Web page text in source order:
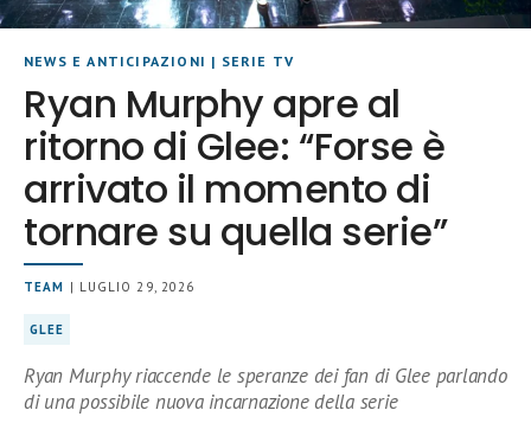
NEWS E ANTICIPAZIONI | SERIE TV
Ryan Murphy apre al
ritorno di Glee: “Forse è
arrivato il momento di
tornare su quella serie”
TEAM | LUGLIO 29, 2026
GLEE
Ryan Murphy riaccende le speranze dei fan di Glee parlando
di una possibile nuova incarnazione della serie